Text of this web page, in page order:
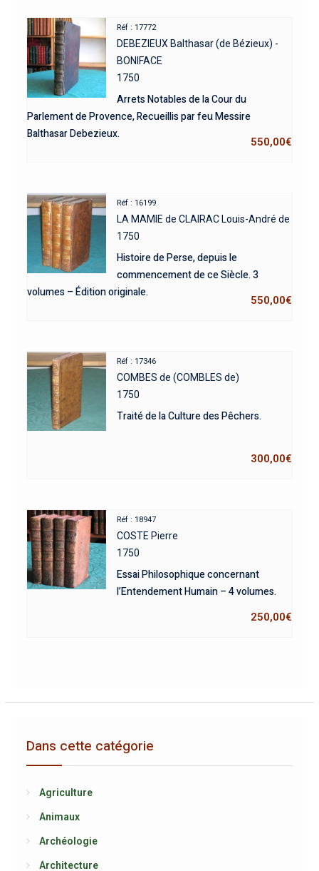
Réf : 17772
DEBEZIEUX Balthasar (de Bézieux) -
BONIFACE
1750
Arrets Notables de la Cour du
Parlement de Provence, Recueillis par feu Messire
Balthasar Debezieux.
550,00€
Réf : 16199
LA MAMIE de CLAIRAC Louis-André de
1750
Histoire de Perse, depuis le
commencement de ce Siècle. 3
volumes – Édition originale.
550,00€
Réf : 17346
COMBES de (COMBLES de)
1750
Traité de la Culture des Pêchers.
300,00€
Réf : 18947
COSTE Pierre
1750
Essai Philosophique concernant
l’Entendement Humain – 4 volumes.
250,00€
Dans cette catégorie
Agriculture
Animaux
Archéologie
Architecture